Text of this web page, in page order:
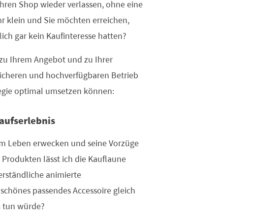
Shop wieder verlassen, ohne eine
klein und Sie möchten erreichen,
gar kein Kaufinteresse hatten?
Ihrem Angebot und zu Ihrer
und hochverfügbaren Betrieb
optimal umsetzen können:
Leben erwecken und seine Vorzüge
lässt ich die Kauflaune
animierte
passendes Accessoire gleich
tun würde?